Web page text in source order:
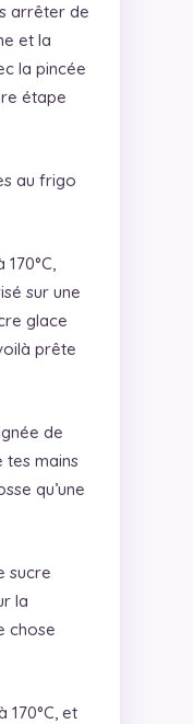
arrêter de
et la
la pincée
étape
au frigo
sur une
glace
prête
de
mains
qu’une
sucre
la
chose
170°C, et